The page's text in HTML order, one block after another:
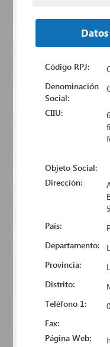
Código RPJ:
Denominación
Social:
CIIU:
Objeto Social:
Dirección:
País:
Departamento:
Provincia:
Distrito:
Teléfono 1:
Fax:
Página Web: